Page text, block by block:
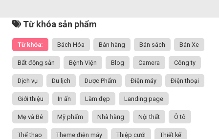
Từ khóa sản phẩm
Từ khóa: Bách Hóa Bán hàng Bán sách Bán Xe
Bất động sản Bệnh Viện Blog Camera Công ty
Dịch vụ Du lịch Dược Phẩm Điện máy Điện thoại
Giới thiệu In ấn Làm đẹp Landing page
Mẹ và Bé Mỹ phẩm Nhà hàng Nội thất Ô tô
Thể thao Theme điện máy Thiệp cưới Thiết kế